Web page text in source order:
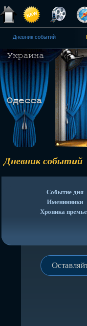
Дневник событий
Дневник событий
Событие дня
Именинники
Хроника